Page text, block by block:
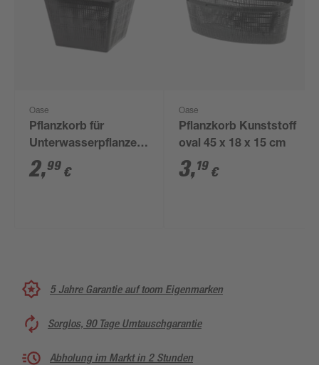
Oase
Pflanzkorb für
Unterwasserpflanzen
Kunststoff 28 x 28 cm
2,99 €
Oase
Pflanzkorb Kunststoff
oval 45 x 18 x 15 cm
3,19 €
5 Jahre Garantie auf toom Eigenmarken
Sorglos, 90 Tage Umtauschgarantie
Abholung im Markt in 2 Stunden